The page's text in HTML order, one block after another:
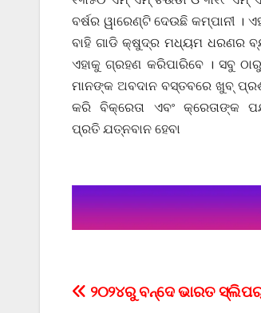
ବର୍ଷର ୱାରେଣ୍ଟି ଦେଉଛି କମ୍ପାନୀ ।
ବାହି ଗାଡି କ୍ଷୁଦ୍ର ମଧ୍ୟମ ଧରଣର
ଏହାକୁ ଗ୍ରହଣ କରିପାରିବେ । ସବୁ
ମାନଙ୍କ ଅବଦାନ ବସ୍ତବରେ ଖୁବ୍
କରି ବିକ୍ରେତା ଏବଂ କ୍ରେତାଙ୍କ
ପ୍ରତି ଯତ୍ନବାନ ହେବା
Post
୨୦୨୪ରୁ ବନ୍ଦେ ଭାରତ ସ୍ଲିପର୍